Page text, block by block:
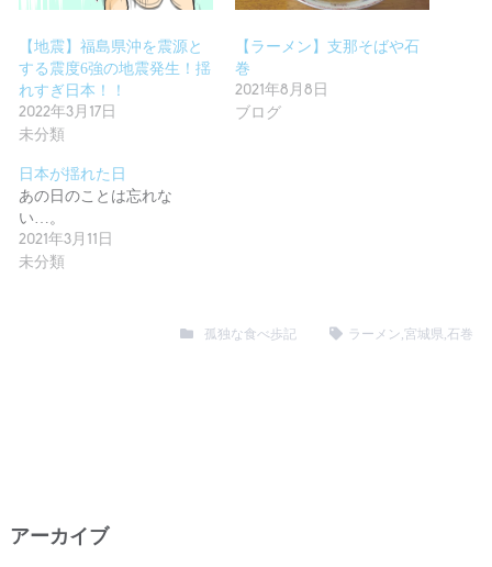
【地震】福島県沖を震源と
する震度6強の地震発生！揺
れすぎ日本！！
2022年3月17日
未分類
【ラーメン】支那そばや石
巻
2021年8月8日
ブログ
日本が揺れた日
あの日のことは忘れな
い…。
2021年3月11日
未分類
孤独な食べ歩記 ラーメン,宮城県,石巻
アーカイブ